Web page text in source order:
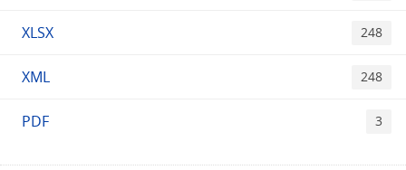
XLSX 248
XML 248
PDF 3